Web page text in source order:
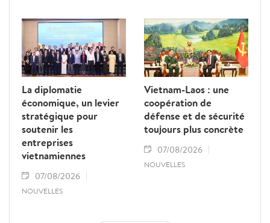
La diplomatie
économique, un levier
stratégique pour
soutenir les
entreprises
vietnamiennes
07/08/2026
NOUVELLES
Vietnam-Laos : une
coopération de
défense et de sécurité
toujours plus concrète
07/08/2026
NOUVELLES